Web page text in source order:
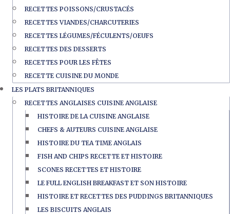
RECETTES POISSONS/CRUSTACÉS
RECETTES VIANDES/CHARCUTERIES
RECETTES LÉGUMES/FÉCULENTS/OEUFS
RECETTES DES DESSERTS
RECETTES POUR LES FÊTES
RECETTE CUISINE DU MONDE
LES PLATS BRITANNIQUES
RECETTES ANGLAISES CUISINE ANGLAISE
HISTOIRE DE LA CUISINE ANGLAISE
CHEFS & AUTEURS CUISINE ANGLAISE
HISTOIRE DU TEA TIME ANGLAIS
FISH AND CHIPS RECETTE ET HISTOIRE
SCONES RECETTES ET HISTOIRE
LE FULL ENGLISH BREAKFAST ET SON HISTOIRE
HISTOIRE ET RECETTES DES PUDDINGS BRITANNIQUES
LES BISCUITS ANGLAIS